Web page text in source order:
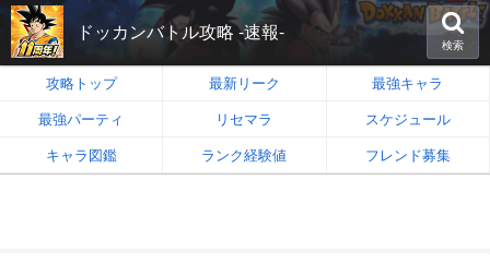
ドッカンバトル攻略 -速報-
検索
攻略トップ 最新リーク
最強キャラ
最強パーティ
リセマラ
スケジュール
キャラ図鑑
ランク経験値 フレンド募集